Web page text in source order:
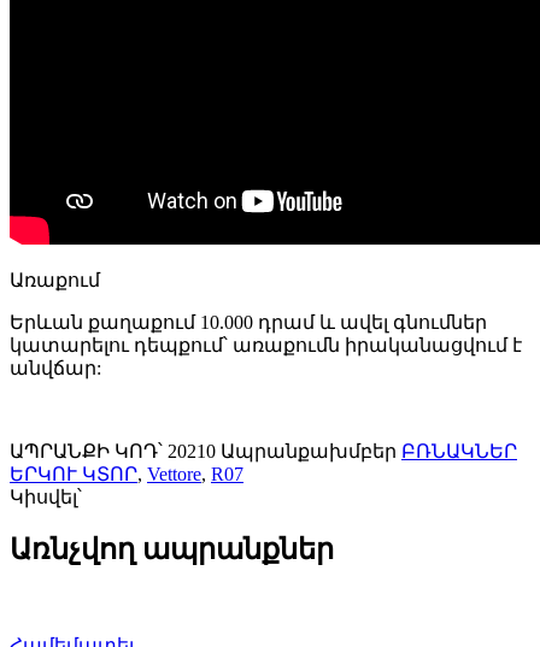
Առաքում
Երևան քաղաքում 10.000 դրամ և ավել գնումներ
կատարելու դեպքում՝ առաքումն իրականացվում է
անվճար:
ԱՊՐԱՆՔԻ ԿՈԴ՝ 20210 Ապրանքախմբեր ԲՌՆԱԿՆԵՐ
ԵՐԿՈՒ ԿՏՈՐ, Vettore, R07
Կիսվել՝
Առնչվող ապրանքներ